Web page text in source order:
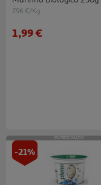
7.96 €/Kg
1,99 €
PATROCINADO
-21%